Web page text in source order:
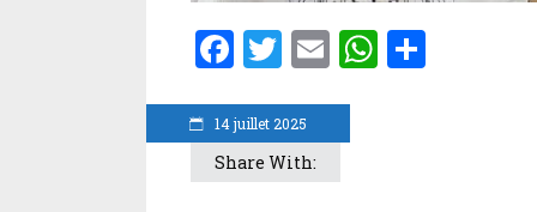
14 juillet 2025
Facebook
Twitter
Email
Share With: